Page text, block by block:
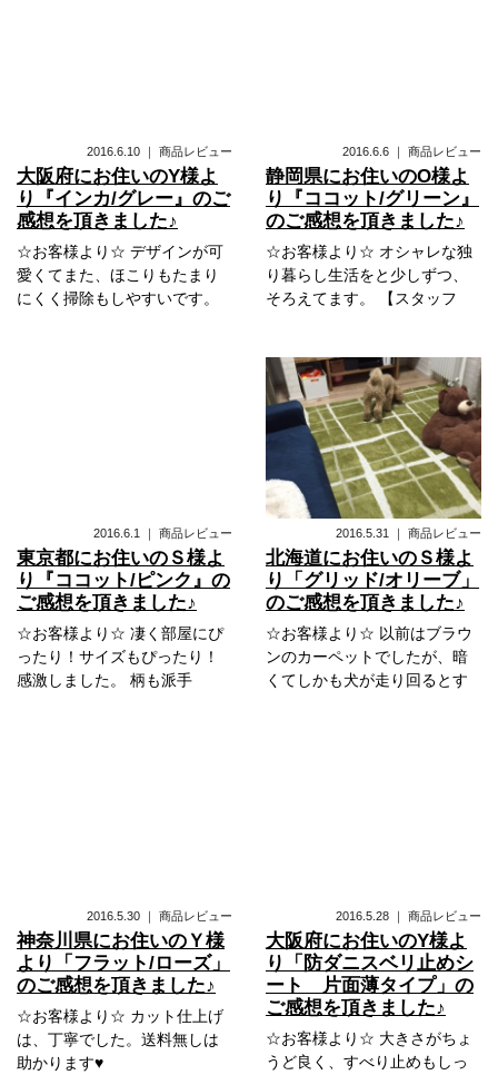
2016.6.10 ｜ 商品レビュー
大阪府にお住いのY様よ
り『インカ/グレー』のご
感想を頂きました♪
☆お客様より☆ デザインが可
愛くてまた、ほこりもたまり
にくく掃除もしやすいです。
2016.6.6 ｜ 商品レビュー
静岡県にお住いのO様よ
り『ココット/グリーン』
のご感想を頂きました♪
☆お客様より☆ オシャレな独
り暮らし生活をと少しずつ、
そろえてます。 【スタッフ
2016.6.1 ｜ 商品レビュー
東京都にお住いのＳ様よ
り『ココット/ピンク』の
ご感想を頂きました♪
☆お客様より☆ 凄く部屋にぴ
ったり！サイズもぴったり！
感激しました。 柄も派手
2016.5.31 ｜ 商品レビュー
北海道にお住いのＳ様よ
り「グリッド/オリーブ」
のご感想を頂きました♪
☆お客様より☆ 以前はブラウ
ンのカーペットでしたが、暗
くてしかも犬が走り回るとす
2016.5.30 ｜ 商品レビュー
神奈川県にお住いのＹ様
より「フラット/ローズ」
のご感想を頂きました♪
☆お客様より☆ カット仕上げ
は、丁寧でした。送料無しは
助かります♥
2016.5.28 ｜ 商品レビュー
大阪府にお住いのY様よ
り「防ダニスベリ止めシ
ート 片面薄タイプ」の
ご感想を頂きました♪
☆お客様より☆ 大きさがちょ
うど良く、すべり止めもしっ